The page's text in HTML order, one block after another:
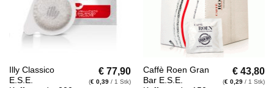
Illy Classico
E.S.E.
€ 77,90
(€ 0,39 / 1 Stk)
Caffè Roen Gran
Bar E.S.E.
€ 43,80
(€ 0,29 / 1 Stk)